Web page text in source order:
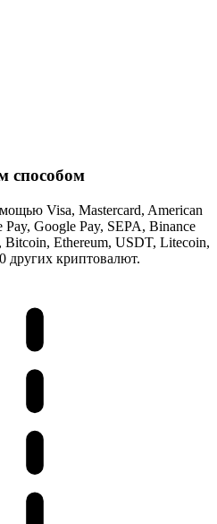
способом
Visa, Mastercard, American
Google Pay, SEPA, Binance
Bitcoin, Ethereum, USDT, Litecoin,
других криптовалют.